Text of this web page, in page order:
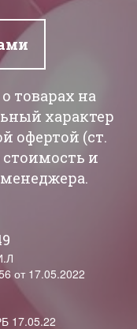
товарах на
характер
офертой (ст.
и
от 17.05.2022
17.05.22